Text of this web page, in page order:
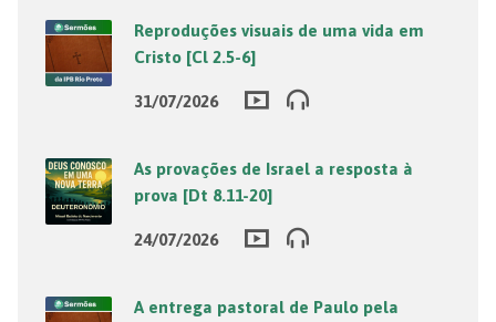
Reproduções visuais de uma vida em
Cristo [Cl 2.5-6]
31/07/2026
As provações de Israel a resposta à
prova [Dt 8.11-20]
24/07/2026
A entrega pastoral de Paulo pela